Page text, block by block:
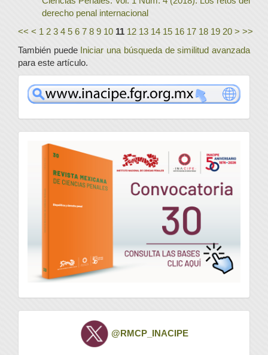
derecho penal internacional
<< < 1 2 3 4 5 6 7 8 9 10 11 12 13 14 15 16 17 18 19 20 > >>
También puede Iniciar una búsqueda de similitud avanzada
para este artículo.
www
convocatoria
Twitter @RMCP_INACIPE